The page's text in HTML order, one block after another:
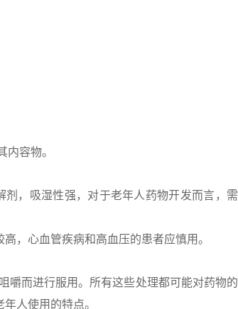
容物。
，吸湿性强，对于老年人药物开发而言，需
，心血管疾病和高血压的患者应慎用。
嚼而进行服用。所有这些处理都可能对药物的
人使用的特点。